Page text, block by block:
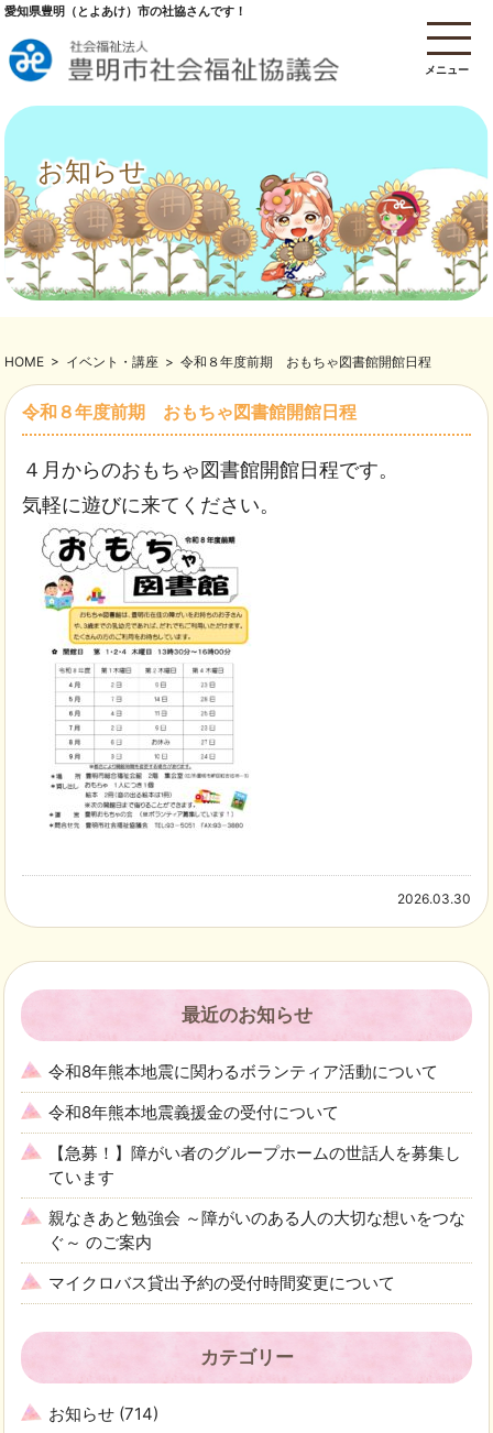
メニュー
愛知県豊明（とよあけ）市の社協さんです！
お知らせ
HOME > イベント・講座 > 令和８年度前期 おもちゃ図書館開館日程
令和８年度前期 おもちゃ図書館開館日程
４月からのおもちゃ図書館開館日程です。
気軽に遊びに来てください。
2026.03.30
最近のお知らせ
令和8年熊本地震に関わるボランティア活動について
令和8年熊本地震義援金の受付について
【急募！】障がい者のグループホームの世話人を募集し
ています
親なきあと勉強会 ～障がいのある人の大切な想いをつな
ぐ～ のご案内
マイクロバス貸出予約の受付時間変更について
カテゴリー
お知らせ (714)